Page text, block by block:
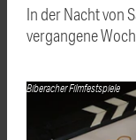
In der Nacht von
vergangene
Biberacher Filmfestspiele